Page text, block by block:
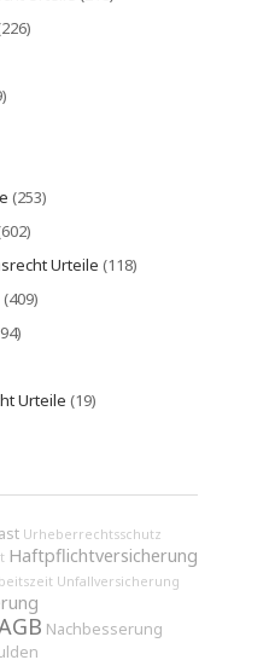
(253)
Urteile (118)
(409)
Urteile (19)
Urheberrechtsschutz
Haftpflichtversicherung
Unfallversicherung
Nachbesserung